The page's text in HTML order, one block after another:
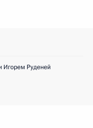
Игорем Руденей